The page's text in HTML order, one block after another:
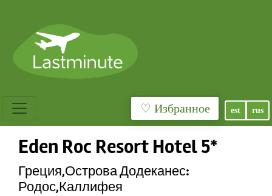
♡ Избранное est rus
Eden Roc Resort Hotel 5*
Греция,Острова Додеканес:
Родос,Каллифея